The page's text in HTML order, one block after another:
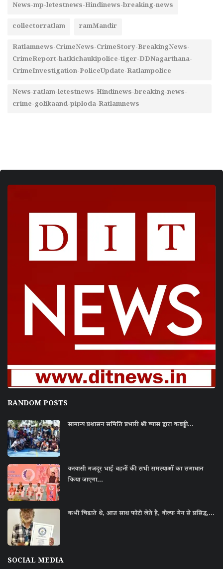
News-mp-letestnews-Hindinews-breaking-news
collectorratlam ramMandir
Ratlamnews-CrimeNews-CrimeStory-BreakingNews-
CrimeReport-hatkichaukipolice-tiger-DDNagarthana-
CrimeInvestigation-PoliceUpdate-Ratlampolice
News-ratlam-letestnews-Hindinews-breaking-news-
crime-golikaand-piploda-Ratlamnews
RANDOM POSTS
सामान्य प्रशासन समिति प्रभारी श्री व्यास द्वारा कबड्डी...
वनवासी मजदूर भाई-बहनों की सभी समस्याओं का समाधान
किया जाएगा...
कभी चिढाते थे, आज साथ फोटो लेते है, वोल्फ मेन से प्रसिद्ध,...
SOCIAL MEDIA